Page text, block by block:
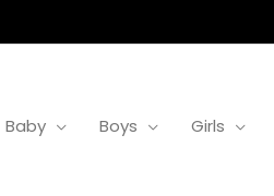
Baby Boys Girls